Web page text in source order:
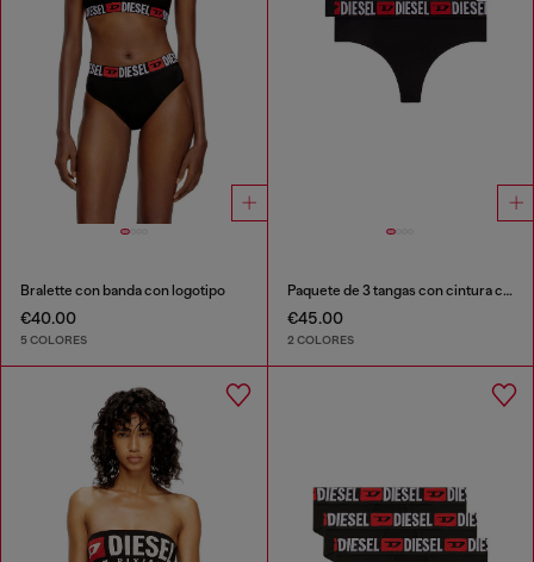
Bralette con banda con logotipo
€40.00
5 COLORES
Paquete de 3 tangas con cintura con logotipo
€45.00
2 COLORES